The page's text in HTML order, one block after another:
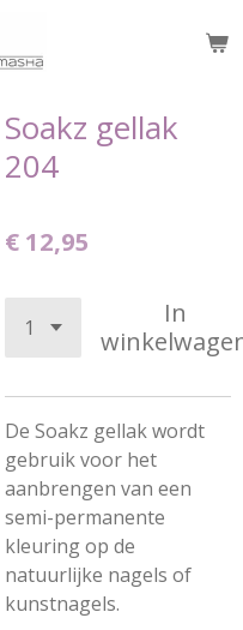
Soakz gellak
204
€ 12,95
In
De Soakz gellak wordt
gebruik voor het
aanbrengen van een
semi-permanente
kleuring op de
natuurlijke nagels of
kunstnagels.